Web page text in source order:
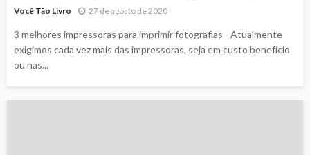
Você Tão Livro 27 de agosto de 2020
3 melhores impressoras para imprimir fotografias - Atualmente
exigimos cada vez mais das impressoras, seja em custo benefício
ou nas...